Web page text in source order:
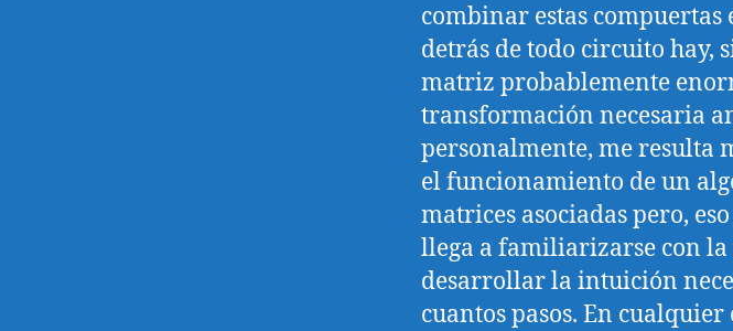
combinar estas compuertas
detrás de todo circuito hay,
matriz probablemente
transformación necesaria
personalmente, me resulta
el funcionamiento de un
matrices asociadas pero,
llega a familiarizarse con
desarrollar la intuición
cuantos pasos. En